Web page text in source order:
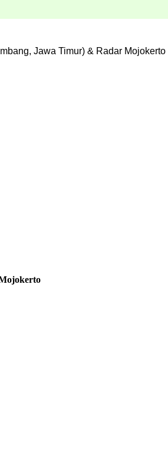
Jawa Timur) & Radar